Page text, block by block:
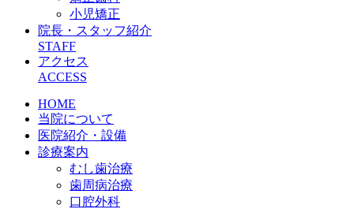
小児矯正
院長・スタッフ紹介
STAFF
アクセス
ACCESS
HOME
当院について
医院紹介・設備
診療案内
むし歯治療
歯周病治療
口腔外科